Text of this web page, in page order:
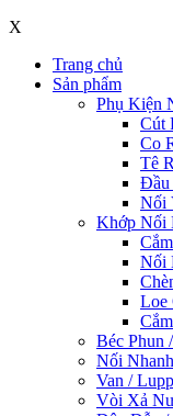
X
Trang chủ
Sản phẩm
Phụ Kiện
Cút
Co
Tê
Đầu
Nối
Khớp Nối
Nối
Loe
Béc Phun
Nối
Van /
Vòi Xả